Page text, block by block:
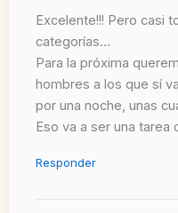
Excelente!!! Pero casi
categorías…
Para la próxima
hombres a los que sí
por una noche, unas
Eso va a ser una tarea
Responder